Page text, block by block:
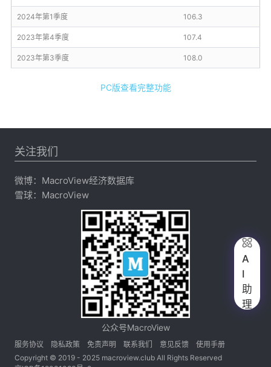
2024年第1季度 106.3
2023年第4季度 107.4
2023年第3季度 108.0
PC版查看完整功能
关注我们
微博： MacroView经济数据库
雪球： MacroView
公众号MacroView
服务协议 隐私政策 免责声明 联系我们 意见反馈
使用手册
Copyright © 2019 - 2025 macroview.club All Rights Reserved

A
I
助
理